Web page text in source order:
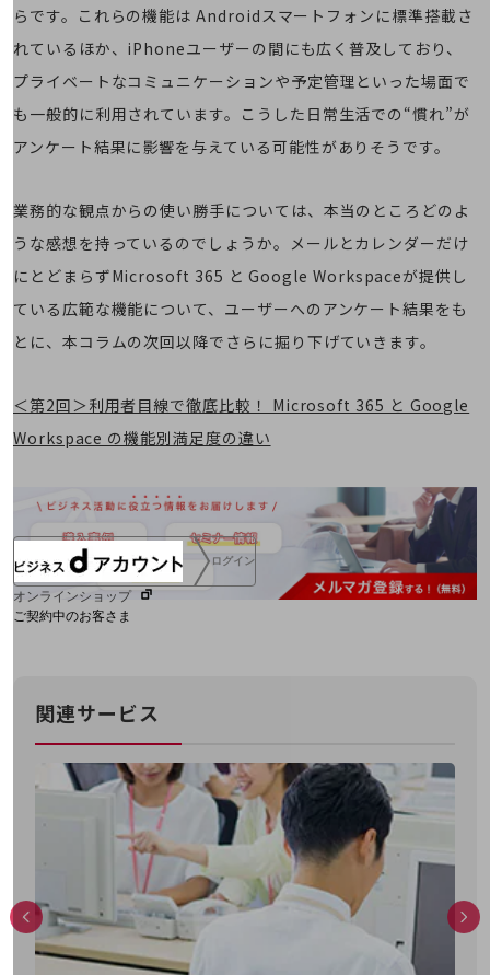
経営情報TOP
業績
決算公告
採用情報TOP
新卒採用
障がい者採用
広告・協賛
広告
ログイン
オンラインショップ
ご契約中のお客さま
ご契約中サービスの一元管理
Web明細(ビリングステーション)
らです。これらの機能は Androidスマートフォンに標準搭載さ
れているほか、iPhoneユーザーの間にも広く普及しており、
プライベートなコミュニケーションや予定管理といった場面で
も一般的に利用されています。こうした日常生活での“慣れ”が
アンケート結果に影響を与えている可能性がありそうです。
業務的な観点からの使い勝手については、本当のところどのよ
うな感想を持っているのでしょうか。メールとカレンダーだけ
にとどまらずMicrosoft 365 と Google Workspaceが提供し
ている広範な機能について、ユーザーへのアンケート結果をも
とに、本コラムの次回以降でさらに掘り下げていきます。
＜第2回＞利用者目線で徹底比較！ Microsoft 365 と Google
Workspace の機能別満足度の違い
関連サービス